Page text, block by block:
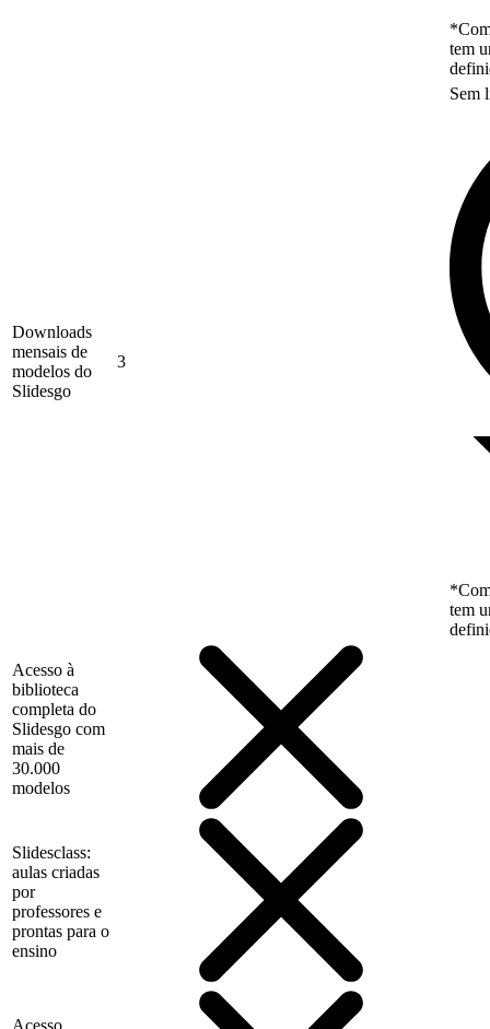
tem
Downloads
mensais de
modelos do
Slidesgo
3
Sem
tem
Acesso à
biblioteca
completa do
Slidesgo com
mais de
30.000
modelos
Slidesclass:
aulas criadas
por
professores e
prontas para o
ensino
Acesso